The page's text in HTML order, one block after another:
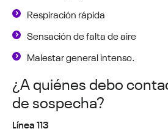
Respiración rápida
Sensación de falta de aire
Malestar general intenso.
¿A quiénes debo
de sospecha?
Línea 113